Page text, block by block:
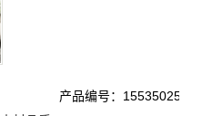
产品编号：1553502529